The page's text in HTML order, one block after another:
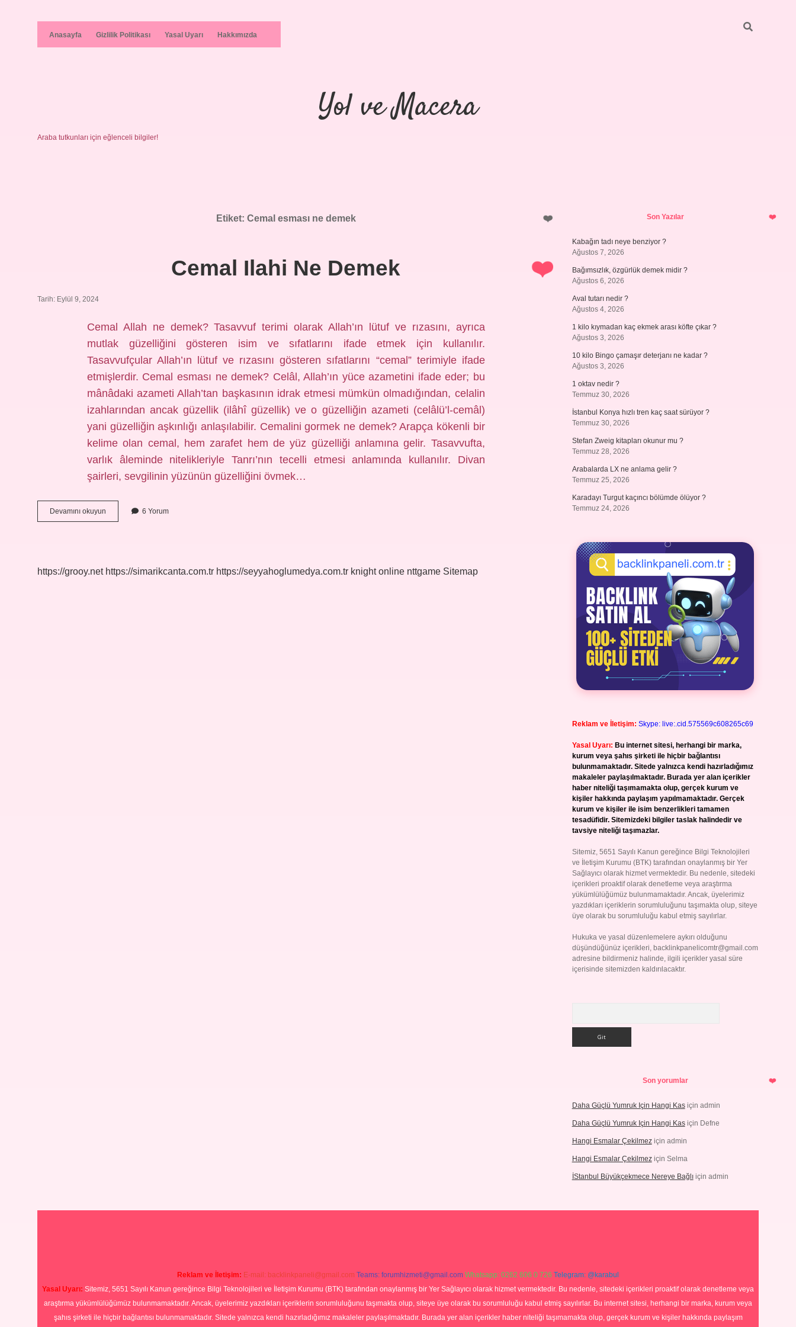
Anasayfa Gizlilik Politikası Yasal Uyarı Hakkımızda
Yol ve Macera
Araba tutkunları için eğlenceli bilgiler!
Etiket: Cemal esması ne demek
Cemal Ilahi Ne Demek
Tarih: Eylül 9, 2024
Cemal Allah ne demek? Tasavvuf terimi olarak Allah’ın lütuf ve rızasını, ayrıca
mutlak güzelliğini gösteren isim ve sıfatlarını ifade etmek için kullanılır.
Tasavvufçular Allah’ın lütuf ve rızasını gösteren sıfatlarını “cemal” terimiyle ifade
etmişlerdir. Cemal esması ne demek? Celâl, Allah’ın yüce azametini ifade eder; bu
mânâdaki azameti Allah’tan başkasının idrak etmesi mümkün olmadığından, celalin
izahlarından ancak güzellik (ilâhî güzellik) ve o güzelliğin azameti (celâlü’l-cemâl)
yani güzelliğin aşkınlığı anlaşılabilir. Cemalini gormek ne demek? Arapça kökenli bir
kelime olan cemal, hem zarafet hem de yüz güzelliği anlamına gelir. Tasavvufta,
varlık âleminde nitelikleriyle Tanrı’nın tecelli etmesi anlamında kullanılır. Divan
şairleri, sevgilinin yüzünün güzelliğini övmek…
Devamını okuyun
Ilahi
6 Yorum
https://grooy.net https://simarikcanta.com.tr https://seyyahoglumedya.com.tr knight online nttgame Sitemap
SidebarSon Yazılar
Kabağın tadı neye benziyor ?
Ağustos 7, 2026
Bağımsızlık, özgürlük demek midir ?
Ağustos 6, 2026
Aval tutarı nedir ?
Ağustos 4, 2026
1 kilo kıymadan kaç ekmek arası köfte çıkar ?
Ağustos 3, 2026
10 kilo Bingo çamaşır deterjanı ne kadar ?
Ağustos 3, 2026
1 oktav nedir ?
Temmuz 30, 2026
İstanbul Konya hızlı tren kaç saat sürüyor ?
Temmuz 30, 2026
Stefan Zweig kitapları okunur mu ?
Temmuz 28, 2026
Arabalarda LX ne anlama gelir ?
Temmuz 25, 2026
Karadayı Turgut kaçıncı bölümde ölüyor ?
Temmuz 24, 2026
Reklam ve İletişim: Skype: live:.cid.575569c608265c69
Yasal Uyarı: Bu internet sitesi, herhangi bir marka,
kurum veya şahıs şirketi ile hiçbir bağlantısı
bulunmamaktadır. Sitede yalnızca kendi hazırladığımız
makaleler paylaşılmaktadır. Burada yer alan içerikler
haber niteliği taşımamakta olup, gerçek kurum ve
kişiler hakkında paylaşım yapılmamaktadır. Gerçek
kurum ve kişiler ile isim benzerlikleri tamamen
tesadüfidir. Sitemizdeki bilgiler taslak halindedir ve
tavsiye niteliği taşımazlar.
Sitemiz, 5651 Sayılı Kanun gereğince Bilgi Teknolojileri
ve İletişim Kurumu (BTK) tarafından onaylanmış bir Yer
Sağlayıcı olarak hizmet vermektedir. Bu nedenle, sitedeki
içerikleri proaktif olarak denetleme veya araştırma
yükümlülüğümüz bulunmamaktadır. Ancak, üyelerimiz
yazdıkları içeriklerin sorumluluğunu taşımakta olup, siteye
üye olarak bu sorumluluğu kabul etmiş sayılırlar.
Hukuka ve yasal düzenlemelere aykırı olduğunu
düşündüğünüz içerikleri, backlinkpanelicomtr@gmail.com
adresine bildirmeniz halinde, ilgili içerikler yasal süre
içerisinde sitemizden kaldırılacaktır.
Son yorumlar
Daha Güçlü Yumruk Için Hangi Kasiçin admin
Daha Güçlü Yumruk Için Hangi Kasiçin Defne
Hangi Esmalar Çekilmeziçin admin
Hangi Esmalar Çekilmeziçin Selma
İStanbul Büyükçekmece Nereye Bağlıiçin admin
Reklam ve İletişim: E-mail: backlinkpaneli@gmail.com Teams: forumhizmeti@gmail.com Whatsapp: 0262 606 0 726 Telegram: @karabul
Yasal Uyarı: Sitemiz, 5651 Sayılı Kanun gereğince Bilgi Teknolojileri ve İletişim Kurumu (BTK) tarafından onaylanmış bir Yer Sağlayıcı olarak hizmet vermektedir. Bu nedenle, sitedeki içerikleri proaktif olarak denetleme veya
araştırma yükümlülüğümüz bulunmamaktadır. Ancak, üyelerimiz yazdıkları içeriklerin sorumluluğunu taşımakta olup, siteye üye olarak bu sorumluluğu kabul etmiş sayılırlar. Bu internet sitesi, herhangi bir marka, kurum veya
şahıs şirketi ile hiçbir bağlantısı bulunmamaktadır. Sitede yalnızca kendi hazırladığımız makaleler paylaşılmaktadır. Burada yer alan içerikler haber niteliği taşımamakta olup, gerçek kurum ve kişiler hakkında paylaşım